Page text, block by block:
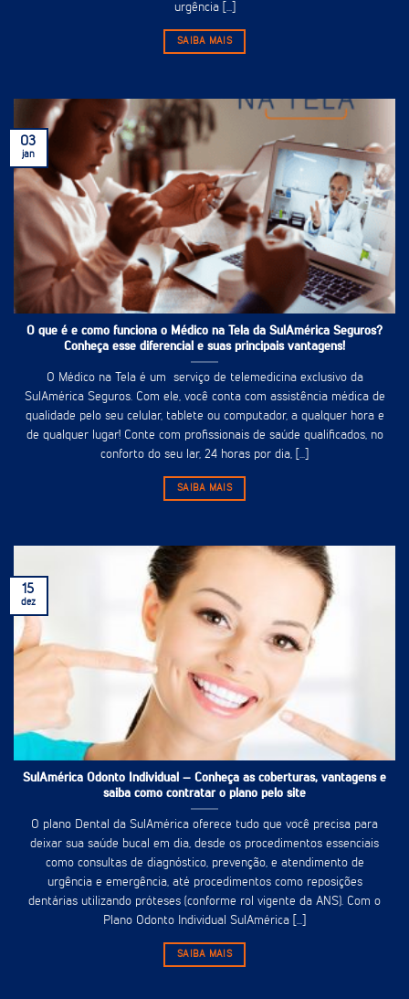
urgência [...]
SAIBA MAIS
O que é e como funciona o Médico na Tela da SulAmérica Seguros?
Conheça esse diferencial e suas principais vantagens!
O Médico na Tela é um serviço de telemedicina exclusivo da
SulAmérica Seguros. Com ele, você conta com assistência médica de
qualidade pelo seu celular, tablete ou computador, a qualquer hora e
de qualquer lugar! Conte com profissionais de saúde qualificados, no
conforto do seu lar, 24 horas por dia, [...]
SAIBA MAIS
03
jan
SulAmérica Odonto Individual – Conheça as coberturas, vantagens e
saiba como contratar o plano pelo site
O plano Dental da SulAmérica oferece tudo que você precisa para
deixar sua saúde bucal em dia, desde os procedimentos essenciais
como consultas de diagnóstico, prevenção, e atendimento de
urgência e emergência, até procedimentos como reposições
dentárias utilizando próteses (conforme rol vigente da ANS). Com o
Plano Odonto Individual SulAmérica [...]
SAIBA MAIS
15
dez